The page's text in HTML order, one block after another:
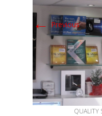
← Previous
QUALITY